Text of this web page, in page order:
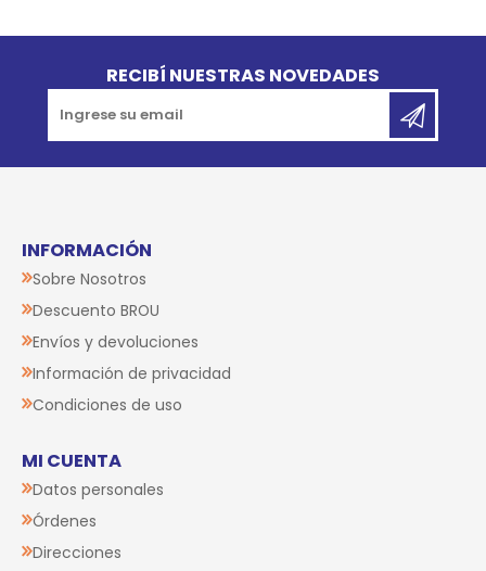
RECIBÍ NUESTRAS NOVEDADES
INFORMACIÓN
Sobre Nosotros
Descuento BROU
Envíos y devoluciones
Información de privacidad
Condiciones de uso
MI CUENTA
Datos personales
Órdenes
Direcciones